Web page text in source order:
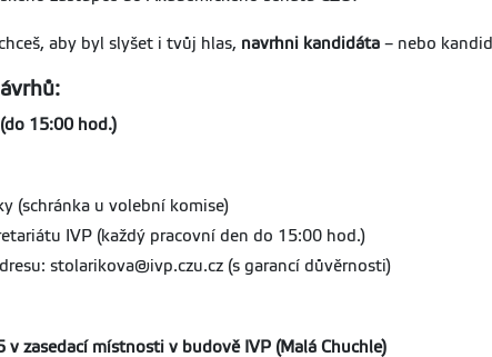
aby byl slyšet i tvůj hlas, navrhni kandidáta – nebo
15:00 hod.)
(schránka u volební komise)
IVP (každý pracovní den do 15:00 hod.)
stolarikova@ivp.czu.cz (s garancí důvěrnosti)
v zasedací místnosti v budově IVP (Malá Chuchle)